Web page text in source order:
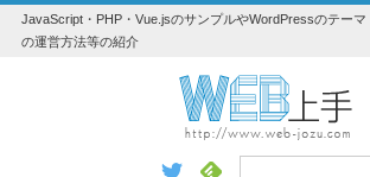
JavaScript・PHP・Vue.jsのサンプルやWordPressのテー
の運営方法等の紹介